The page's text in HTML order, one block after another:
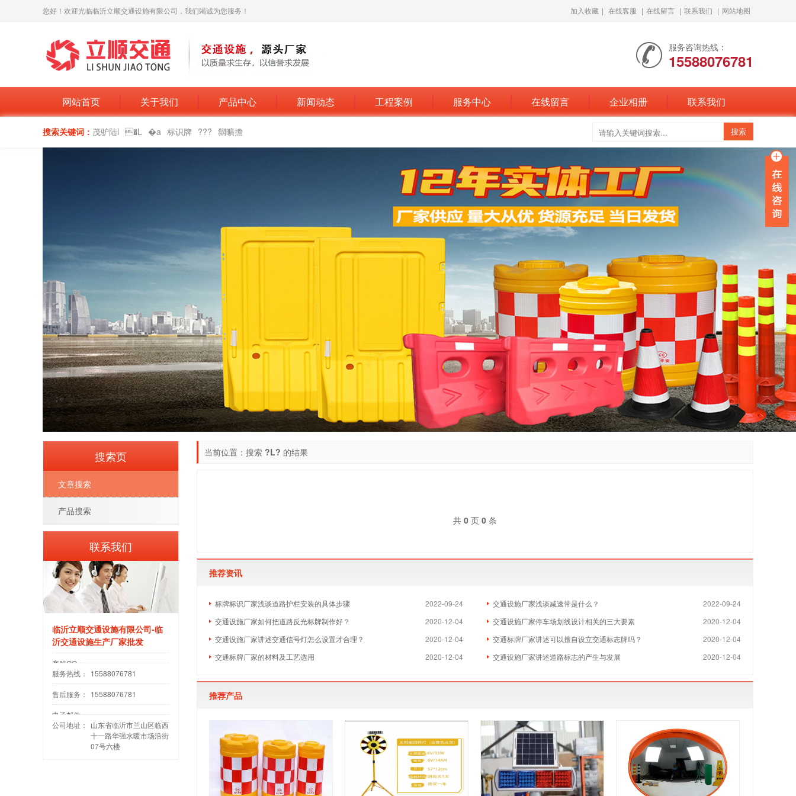
您好！欢迎光临临沂立顺交通设施有限公司，我们竭诚为您服务！ 加入收藏 | 在线客服 | 在线留言 | 联系我们 | 网站地图
服务咨询热线：
15588076781
网站首页 关于我们 产品中心 新闻动态 工程案例 服务中心 在线留言 企业相册 联系我们
搜索关键词： 茂驴陆l �L �a 标识牌 ??? 閷曠擔
当前位置：搜索 ?L? 的结果
共 0 页 0 条
推荐资讯
2022-09-24
​标牌标识厂家浅谈道路护栏安装的具体步骤 2022-09-24
交通设施厂家浅谈减速带是什么？
2020-12-04
交通设施厂家如何把道路反光标牌制作好？ 2020-12-04
交通设施厂家​停车场划线设计相关的三大要素
2020-12-04
交通设施厂家讲述交通信号灯怎么设置才合理？ 2020-12-04
交通标牌厂家讲述可以擅自设立交通标志牌吗？
2020-12-04
​交通标牌厂家的材料及工艺选用 2020-12-04
交通设施厂家讲述道路标志的产生与发展
推荐产品
搜索页
文章搜索
产品搜索
联系我们
临沂立顺交通设施有限公司-临
沂交通设施生产厂家批发
客服QQ：
服务热线：
15588076781
售后服务： 15588076781
电子邮件：
公司地址：
山东省临沂市兰山区临西
十一路华强水暖市场沿街
07号六楼